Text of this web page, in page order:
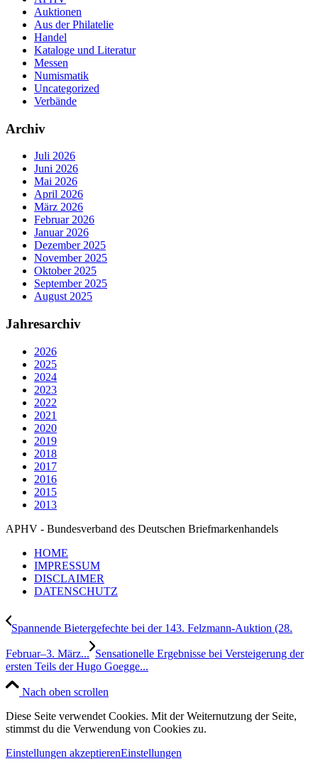
Auktionen
Aus der Philatelie
Handel
Kataloge und Literatur
Messen
Numismatik
Uncategorized
Verbände
Archiv
Juli 2026
Juni 2026
Mai 2026
April 2026
März 2026
Februar 2026
Januar 2026
Dezember 2025
November 2025
Oktober 2025
September 2025
August 2025
Jahresarchiv
2026
2025
2024
2023
2022
2021
2020
2019
2018
2017
2016
2015
2013
APHV - Bundesverband des Deutschen Briefmarkenhandels
HOME
IMPRESSUM
DISCLAIMER
DATENSCHUTZ
Spannende Bietergefechte bei der 143. Felzmann-Auktion (28.
Februar–3. März... Sensationelle Ergebnisse bei Versteigerung der
ersten Teils der Hugo Goegge...
Nach oben scrollen
Diese Seite verwendet Cookies. Mit der Weiternutzung der Seite,
stimmst du die Verwendung von Cookies zu.
Einstellungen akzeptierenEinstellungen